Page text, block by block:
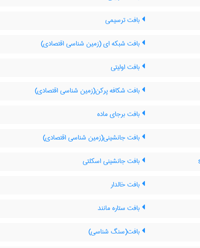
بافت ترسیمی
بافت شبکه ای (زمین شناسی اقتصادی)
بافت اولیتی
بافت شکافه پرکن(زمین شناسی اقتصادی)
بافت برجای ماده
بافت جانشینی(زمین شناسی اقتصادی)
بافت جانشینی اسکلتی
بافت خالدار
بافت ستاره مانند
بافت(سنگ شناسی)